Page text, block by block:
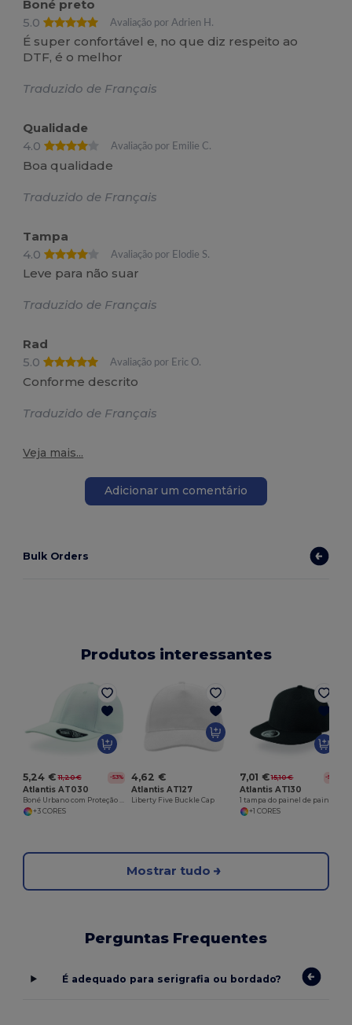
Boné preto
5.0
Avaliação por Adrien H.
É super confortável e, no que diz respeito ao
DTF, é o melhor
Traduzido de Français
Qualidade
4.0
Avaliação por Emilie C.
Boa qualidade
Traduzido de Français
Tampa
4.0
Avaliação por Elodie S.
Leve para não suar
Traduzido de Français
Rad
5.0
Avaliação por Eric O.
Conforme descrito
Traduzido de Français
Veja mais...
Adicionar um comentário
Bulk Orders
Produtos interessantes
5,24 € 11,20 € -53%
Atlantis AT030
+3 CORES
4,62 €
Atlantis AT127
Liberty Five Buckle Cap
7,01 € 15,10 € -54%
Atlantis AT130
1 tampa do painel de painel
+1 CORES
Mostrar tudo
Perguntas Frequentes
É adequado para serigrafia ou bordado?